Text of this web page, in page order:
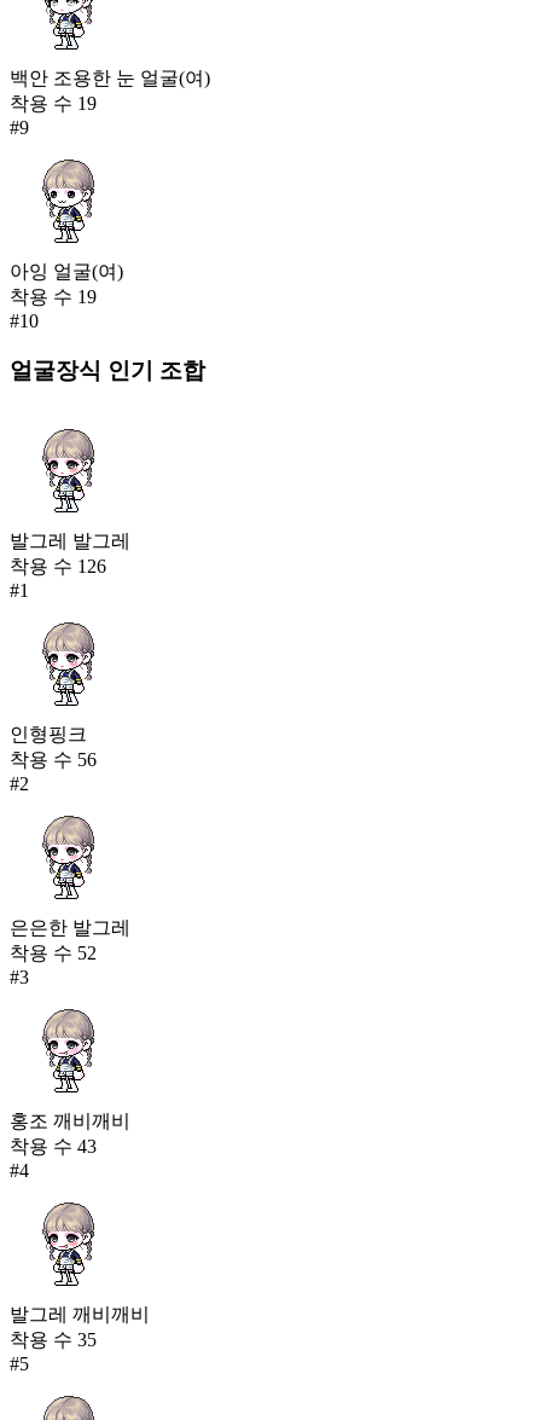
백안 조용한 눈 얼굴(여)
착용 수 19
#9
아잉 얼굴(여)
착용 수 19
#10
얼굴장식 인기 조합
발그레 발그레
착용 수 126
#1
인형핑크
착용 수 56
#2
은은한 발그레
착용 수 52
#3
홍조 깨비깨비
착용 수 43
#4
발그레 깨비깨비
착용 수 35
#5